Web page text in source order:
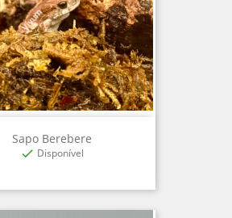
Sapo Berebere
 Disponível